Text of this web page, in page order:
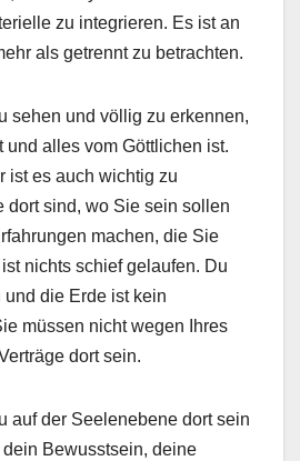
zu integrieren. Es ist an
als getrennt zu betrachten.
sehen und völlig zu erkennen,
und alles vom Göttlichen ist.
ist es auch wichtig zu
dort sind, wo Sie sein sollen
machen, die Sie
nichts schief gelaufen. Du
und die Erde ist kein
müssen nicht wegen Ihres
dort sein.
auf der Seelenebene dort sein
Bewusstsein, deine